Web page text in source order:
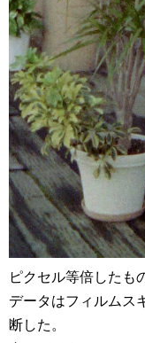
ピクセル等倍したも
データはフィルムス
断した。